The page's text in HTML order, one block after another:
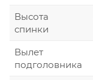
Высота
спинки
Вылет
подголовника